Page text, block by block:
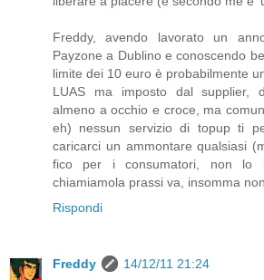
Freddy, avendo lavorato un
Payzone a Dublino e conoscendo
limite dei 10 euro è probabilmente
LUAS ma imposto dal supplier,
almeno a occhio e croce, ma
eh) nessun servizio di topup ti
caricarci un ammontare qualsiasi
fico per i consumatori, non lo
chiamiamola prassi va, insomma
Rispondi
Freddy
14/12/11 21:24